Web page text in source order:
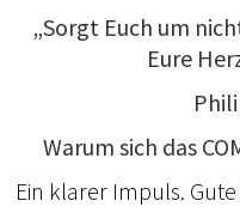
„Sorgt Euch um
Eure
Warum sich das
Ein klarer Impuls.